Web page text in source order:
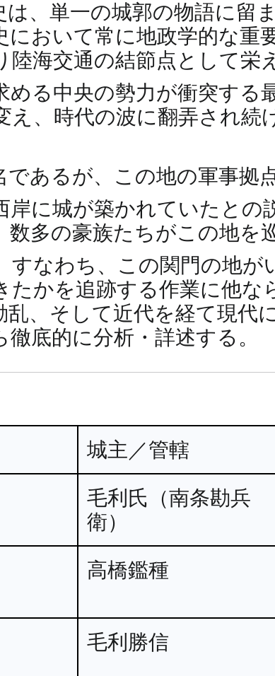
、単一の城郭の物語に留
おいて常に地政学的な重
海交通の結節点として栄
める中央の勢力が衝突する
、時代の波に翻弄され続
あるが、この地の軍事拠
岸に城が築かれていたと
多の豪族たちがこの地を
すなわち、この関門の地が
かを追跡する作業に他な
、そして近代を経て現代
底的に分析・詳述する。
城主／管轄
毛利氏（南条勘兵
衛）
高橋鑑種
毛利勝信